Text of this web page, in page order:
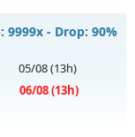
9999x - Drop: 90%
05/08(13h)
06/08(13h)